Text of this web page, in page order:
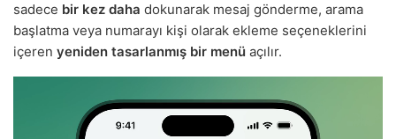
sadece bir kez daha dokunarak mesaj gönderme, arama
başlatma veya numarayı kişi olarak ekleme seçeneklerini
içeren yeniden tasarlanmış bir menü açılır.